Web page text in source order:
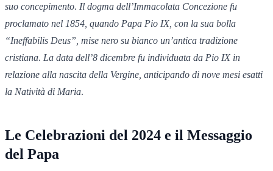
suo concepimento. Il dogma dell’Immacolata Concezione fu
proclamato nel 1854, quando Papa Pio IX, con la sua bolla
“Ineffabilis Deus”, mise nero su bianco un’antica tradizione
cristiana. La data dell’8 dicembre fu individuata da Pio IX in
relazione alla nascita della Vergine, anticipando di nove mesi esatti
la Natività di Maria.
Le Celebrazioni del 2024 e il Messaggio
del Papa